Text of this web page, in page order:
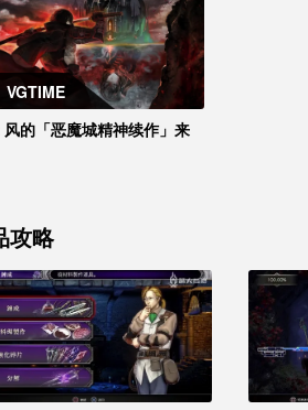
VGTIME
的「恶魔城精神续作」来
攻略